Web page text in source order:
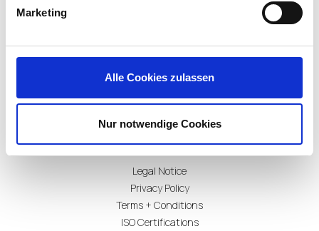
Marketing
Alle Cookies zulassen
Nur notwendige Cookies
Subscribe for Updates
Legal Notice
Privacy Policy
Terms + Conditions
ISO Certifications